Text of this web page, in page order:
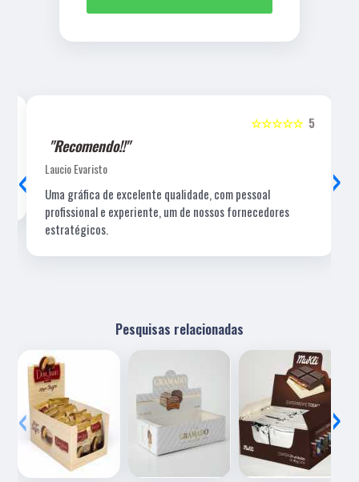
5
☆☆☆☆☆
"Recomendo!!"
Laucio Evaristo
Uma gráfica de excelente qualidade, com pessoal
profissional e experiente, um de nossos fornecedores
estratégicos.
‹ ›
Pesquisas relacionadas
‹ ›